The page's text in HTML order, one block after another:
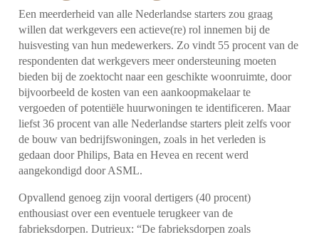
Een meerderheid van alle Nederlandse starters zou graag
willen dat werkgevers een actieve(re) rol innemen bij de
huisvesting van hun medewerkers. Zo vindt 55 procent van de
respondenten dat werkgevers meer ondersteuning moeten
bieden bij de zoektocht naar een geschikte woonruimte, door
bijvoorbeeld de kosten van een aankoopmakelaar te
vergoeden of potentiële huurwoningen te identificeren. Maar
liefst 36 procent van alle Nederlandse starters pleit zelfs voor
de bouw van bedrijfswoningen, zoals in het verleden is
gedaan door Philips, Bata en Hevea en recent werd
aangekondigd door ASML.
Opvallend genoeg zijn vooral dertigers (40 procent)
enthousiast over een eventuele terugkeer van de
fabrieksdorpen. Dutrieux: “De fabrieksdorpen zoals